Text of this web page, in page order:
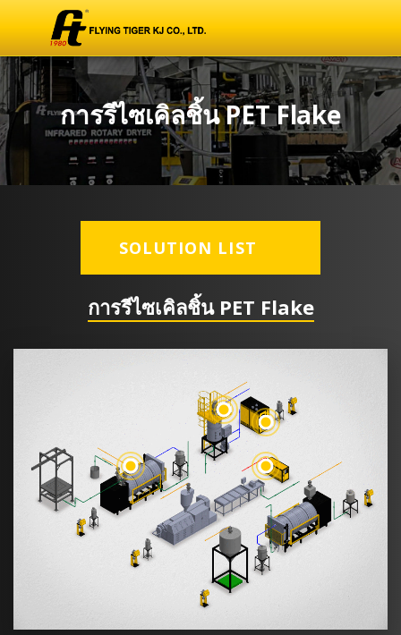
การรีไซเคิลชิ้น PET Flake
SOLUTION LIST
การรีไซเคิลชิ้น PET Flake
เครื่องอบแห้งแบบอินฟราเรด
เครื่องอบแห้งลดความชื้นแบบ
Honeycomb
ชิลเลอร์น้ำหล่อเย็น